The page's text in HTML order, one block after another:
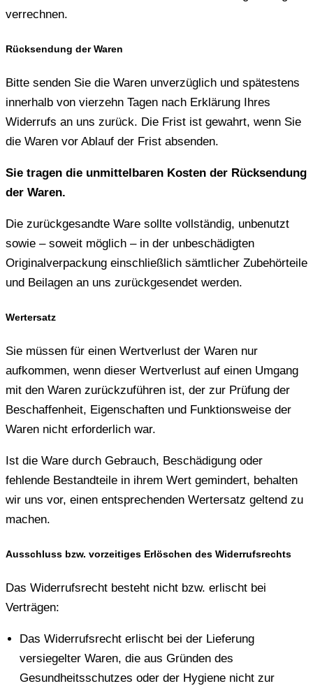
verrechnen.
Rücksendung der Waren
Bitte senden Sie die Waren unverzüglich und spätestens
innerhalb von vierzehn Tagen nach Erklärung Ihres
Widerrufs an uns zurück. Die Frist ist gewahrt, wenn Sie
die Waren vor Ablauf der Frist absenden.
Sie tragen die unmittelbaren Kosten der Rücksendung
der Waren.
Die zurückgesandte Ware sollte vollständig, unbenutzt
sowie – soweit möglich – in der unbeschädigten
Originalverpackung einschließlich sämtlicher Zubehörteile
und Beilagen an uns zurückgesendet werden.
Wertersatz
Sie müssen für einen Wertverlust der Waren nur
aufkommen, wenn dieser Wertverlust auf einen Umgang
mit den Waren zurückzuführen ist, der zur Prüfung der
Beschaffenheit, Eigenschaften und Funktionsweise der
Waren nicht erforderlich war.
Ist die Ware durch Gebrauch, Beschädigung oder
fehlende Bestandteile in ihrem Wert gemindert, behalten
wir uns vor, einen entsprechenden Wertersatz geltend zu
machen.
Ausschluss bzw. vorzeitiges Erlöschen des Widerrufsrechts
Das Widerrufsrecht besteht nicht bzw. erlischt bei
Verträgen:
Das Widerrufsrecht erlischt bei der Lieferung
versiegelter Waren, die aus Gründen des
Gesundheitsschutzes oder der Hygiene nicht zur